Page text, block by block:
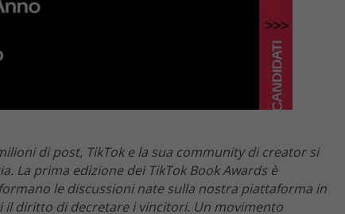
di post, TikTok e la sua community di creator si
La prima edizione dei TikTok Book Awards è
le discussioni nate sulla nostra piattaforma in
diritto di decretare i vincitori. Un movimento